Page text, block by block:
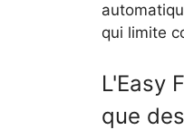
qui limite
L'Easy
que